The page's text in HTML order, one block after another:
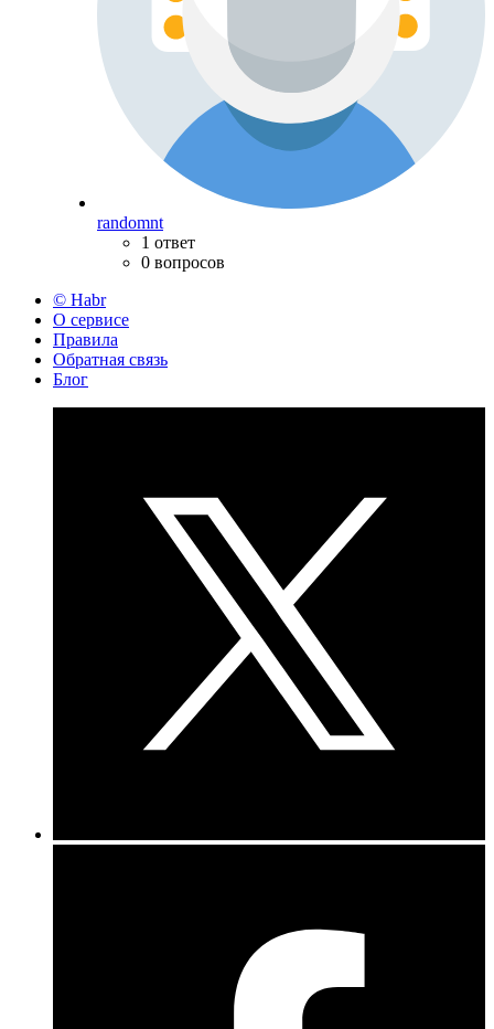
randomnt
1 ответ
0 вопросов
© Habr
О сервисе
Правила
Обратная связь
Блог